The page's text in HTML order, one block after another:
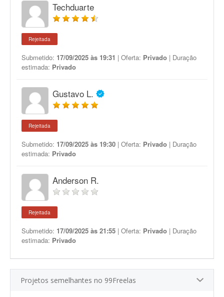
Techduarte
Rejeitada
Submetido: 17/09/2025 às 19:31 | Oferta: Privado | Duração
estimada: Privado
Gustavo L.
Rejeitada
Submetido: 17/09/2025 às 19:30 | Oferta: Privado | Duração
estimada: Privado
Anderson R.
Rejeitada
Submetido: 17/09/2025 às 21:55 | Oferta: Privado | Duração
estimada: Privado
Projetos semelhantes no 99Freelas